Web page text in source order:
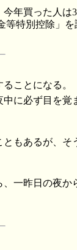
年買った人は
等特別控除」
ことになる。
に必ず目を覚
もあるが、そ
一昨日の夜か